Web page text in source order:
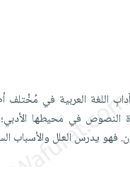
اللغة العربية في مُخْتلف
النصوص في محيطها
فهو يدرس العلل والأسباب